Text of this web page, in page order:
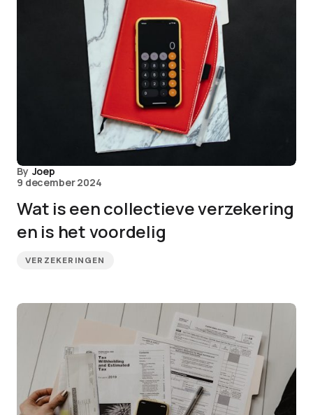
By Joep
9 december 2024
Wat is een collectieve verzekering
en is het voordelig
VERZEKERINGEN